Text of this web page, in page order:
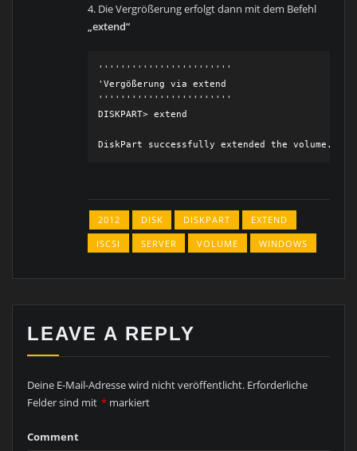
4. Die Vergrößerung erfolgt dann mit dem Befehl
„extend“
''''''''''''''''''''''''
'Vergößerung via extend
''''''''''''''''''''''''
DISKPART> extend
DiskPart successfully extended the volume.
2012 DISK DISKPART
EXTEND
ISCSI
SERVER VOLUME WINDOWS
LEAVE A REPLY
Deine E-Mail-Adresse wird nicht veröffentlicht. Erforderliche
Felder sind mit * markiert
Comment